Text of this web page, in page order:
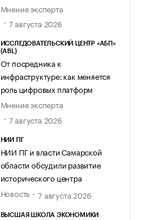
Мнение эксперта
7 августа 2026
ИССЛЕДОВАТЕЛЬСКИЙ ЦЕНТР «АБП»
(ABL)
От посредника к
инфраструктуре: как меняется
роль цифровых платформ
Мнение эксперта
7 августа 2026
НИИ ПГ
НИИ ПГ и власти Самарской
области обсудили развитие
исторического центра
Новость
7 августа 2026
ВЫСШАЯ ШКОЛА ЭКОНОМИКИ